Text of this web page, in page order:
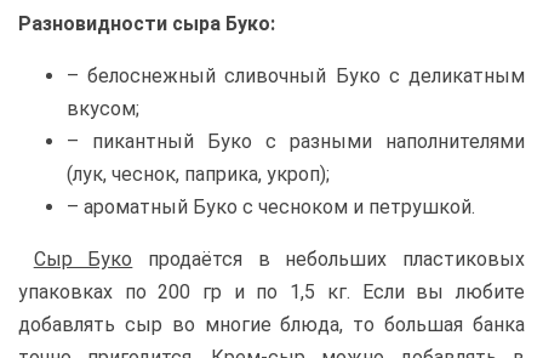
Разновидности сыра Буко:
– белоснежный сливочный Буко с деликатным
вкусом;
– пикантный Буко с разными наполнителями
(лук, чеснок, паприка, укроп);
– ароматный Буко с чесноком и петрушкой.
Сыр Буко продаётся в небольших пластиковых
упаковках по 200 гр и по 1,5 кг. Если вы любите
добавлять сыр во многие блюда, то большая банка